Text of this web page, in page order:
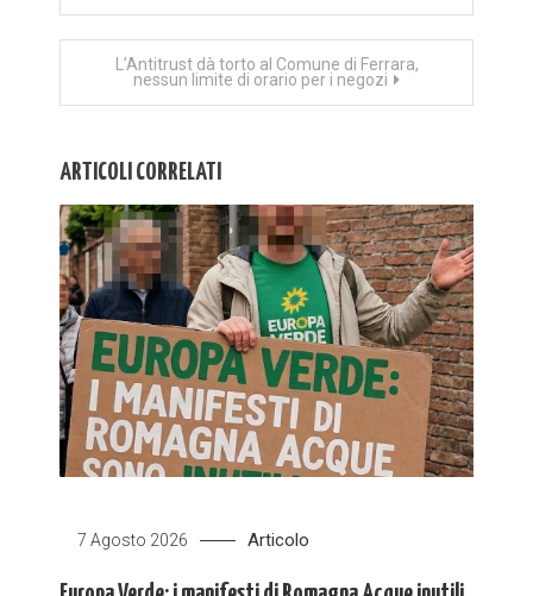
articoli
L’Antitrust dà torto al Comune di Ferrara,
nessun limite di orario per i negozi
ARTICOLI CORRELATI
7 Agosto 2026 Articolo